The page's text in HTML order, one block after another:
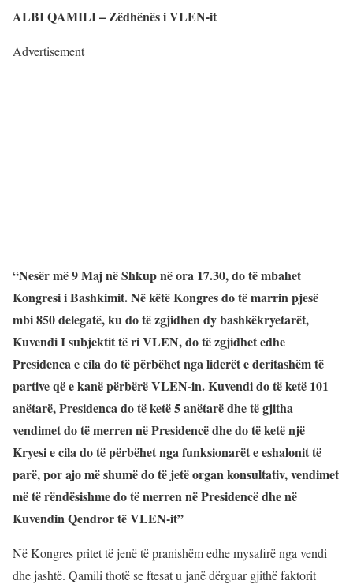
ALBI QAMILI – Zëdhënës i VLEN-it
Advertisement
“Nesër më 9 Maj në Shkup në ora 17.30, do të mbahet
Kongresi i Bashkimit. Në këtë Kongres do të marrin pjesë
mbi 850 delegatë, ku do të zgjidhen dy bashkëkryetarët,
Kuvendi I subjektit të ri VLEN, do të zgjidhet edhe
Presidenca e cila do të përbëhet nga liderët e deritashëm të
partive që e kanë përbërë VLEN-in. Kuvendi do të ketë 101
anëtarë, Presidenca do të ketë 5 anëtarë dhe të gjitha
vendimet do të merren në Presidencë dhe do të ketë një
Kryesi e cila do të përbëhet nga funksionarët e eshalonit të
parë, por ajo më shumë do të jetë organ konsultativ, vendimet
më të rëndësishme do të merren në Presidencë dhe në
Kuvendin Qendror të VLEN-it”
Në Kongres pritet të jenë të pranishëm edhe mysafirë nga vendi
dhe jashtë. Qamili thotë se ftesat u janë dërguar gjithë faktorit